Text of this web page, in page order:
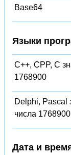
Base64
Языки
C++, CPP, C
1768900
Delphi, Pascal
числа 1768900
Дата и